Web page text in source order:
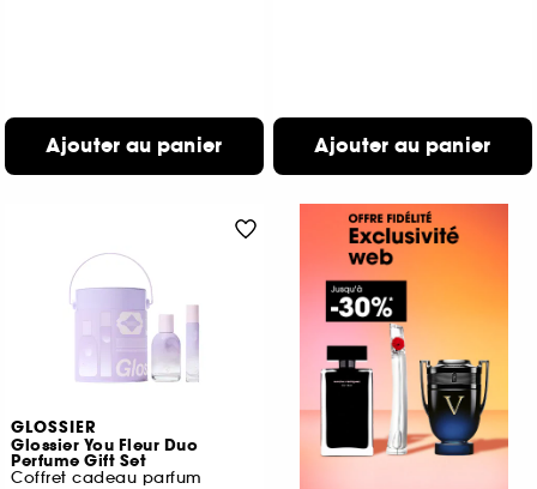
Ajouter au panier Ajouter au panier
GLOSSIER
Glossier You Fleur Duo
Perfume Gift Set
Coffret cadeau parfum